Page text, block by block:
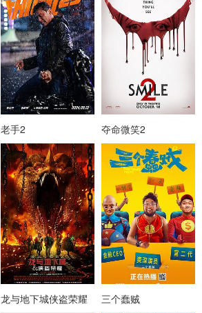
老手2 夺命微笑2
龙与地下城侠盗荣耀 三个蠢贼